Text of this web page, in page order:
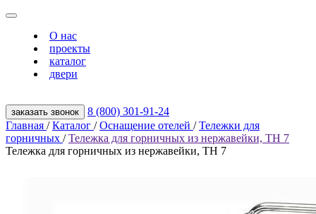
О нас
проекты
каталог
двери
заказать звонок
8 (800) 301‑91‑24
Главная / Каталог / Оснащение отелей / Тележки для
горничных / Тележка для горничных из нержавейки, ТН 7
Тележка для горничных из нержавейки, ТН 7